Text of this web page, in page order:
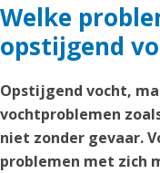
Welke
opstijgend
Opstijgend vocht,
vochtproblemen
niet zonder gevaar.
problemen met zich